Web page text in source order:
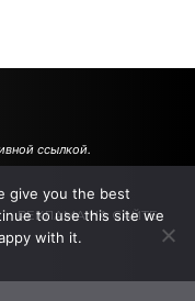
ссылкой.
РЕКЛАМА НА САЙТЕ
give you the best
to use this site we
with it.